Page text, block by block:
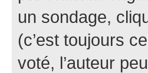
un sondage,
(c’est toujours
voté, l’auteur